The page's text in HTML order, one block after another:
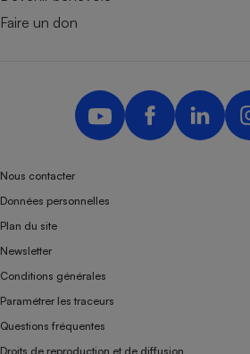
Faire un don
Nous contacter
Données personnelles
Plan du site
Newsletter
Conditions générales
Paramétrer les traceurs
Questions fréquentes
Droits de reproduction et de diffusion